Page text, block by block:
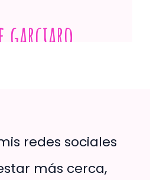
garciaro
MUJER
redes sociales
más cerca,